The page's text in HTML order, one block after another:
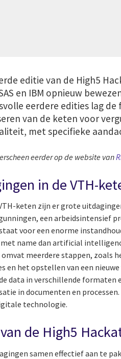
editie van de High5
en IBM opnieuw
eerdere edities lag
van de keten voor
met specifieke
eerder op de website van
in de VTH-
keten zijn er grote
een arbeidsintensief
voor een enorme
name dan artificial
omvat meerdere stappen, zoals
en het opstellen van een
data in verschillende formaten
in documenten en
technologie.
de High5
samen effectief aan te